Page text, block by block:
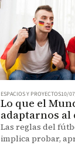
ESPACIOS Y PROYECTOS10/
Lo que el
adaptarnos al
Las reglas del
implica probar,